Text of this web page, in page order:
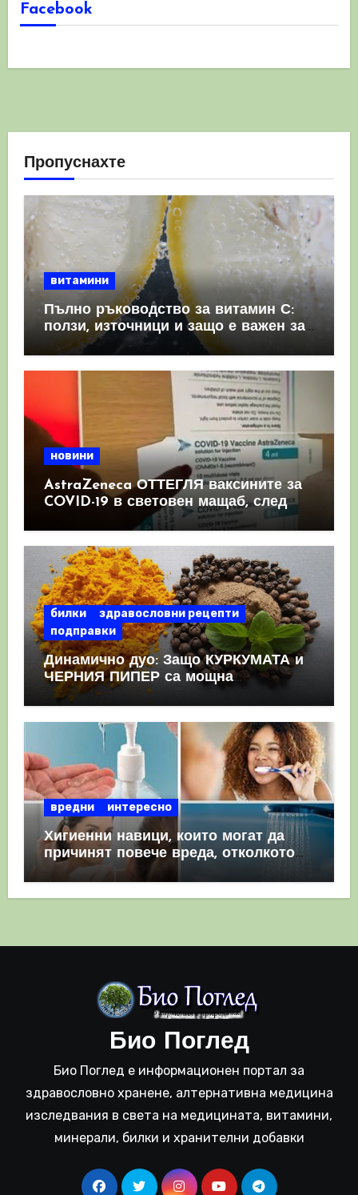
Facebook
Пропуснахте
витамини
Пълно ръководство за витамин С:
ползи, източници и защо е важен за
имунната система
новини
AstraZeneca ОТТЕГЛЯ ваксините за
COVID-19 в световен мащаб, след
като призна, че те причиняват
билки
здравословни рецепти
подправки
Динамично дуо: Защо КУРКУМАТА и
ЧЕРНИЯ ПИПЕР са мощна
комбинация
вредни интересно
Хигиенни навици, които могат да
причинят повече вреда, отколкото
полза
Био Поглед
Био Поглед е информационен портал за
здравословно хранене, алтернативна медицина
изследвания в света на медицината, витамини,
минерали, билки и хранителни добавки